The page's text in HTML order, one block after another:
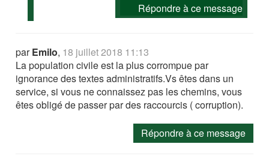
Répondre à ce message
parEmilo, 18 juillet 2018 11:13
La population civile est la plus corrompue par
ignorance des textes administratifs.Vs êtes dans un
service, si vous ne connaissez pas les chemins, vous
êtes obligé de passer par des raccourcis ( corruption).
Répondre à ce message